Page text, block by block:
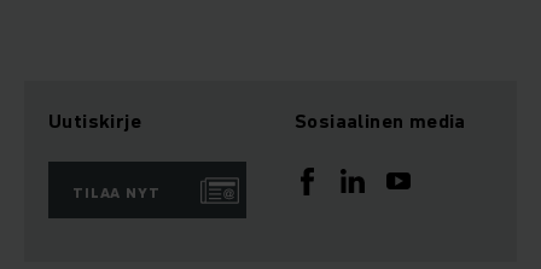
Uutiskirje
TILAA NYT
Sosiaalinen media